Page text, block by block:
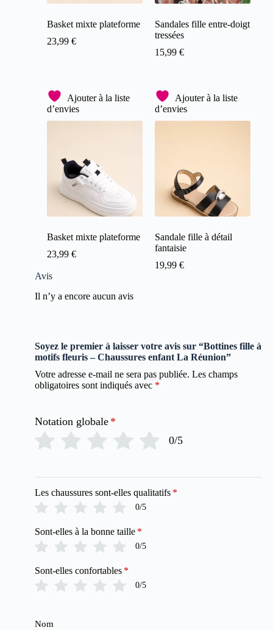
Basket mixte plateforme
23,99 €
Sandales fille entre-doigt
tressées
15,99 €
Ajouter à la liste
d’envies
Basket mixte plateforme
23,99 €
Ajouter à la liste
d’envies
Sandale fille à détail
fantaisie
19,99 €
Avis
Il n’y a encore aucun avis
Soyez le premier à laisser votre avis sur “Bottines fille à
motifs fleuris – Chaussures enfant La Réunion”
Votre adresse e-mail ne sera pas publiée. Les champs
obligatoires sont indiqués avec *
Notation globale *
0/5
Les chaussures sont-elles qualitatifs *
0/5
Sont-elles à la bonne taille *
0/5
Sont-elles confortables *
0/5
Nom